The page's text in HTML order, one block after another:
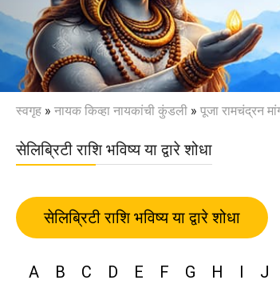
स्वगृह » नायक किव्हा नायकांची कुंडली » पूजा रामचंद्रन
सेलिब्रिटी राशि भविष्य या द्वारे शोधा
सेलिब्रिटी राशि भविष्य या द्वारे शोधा
A B C D E F G H I J